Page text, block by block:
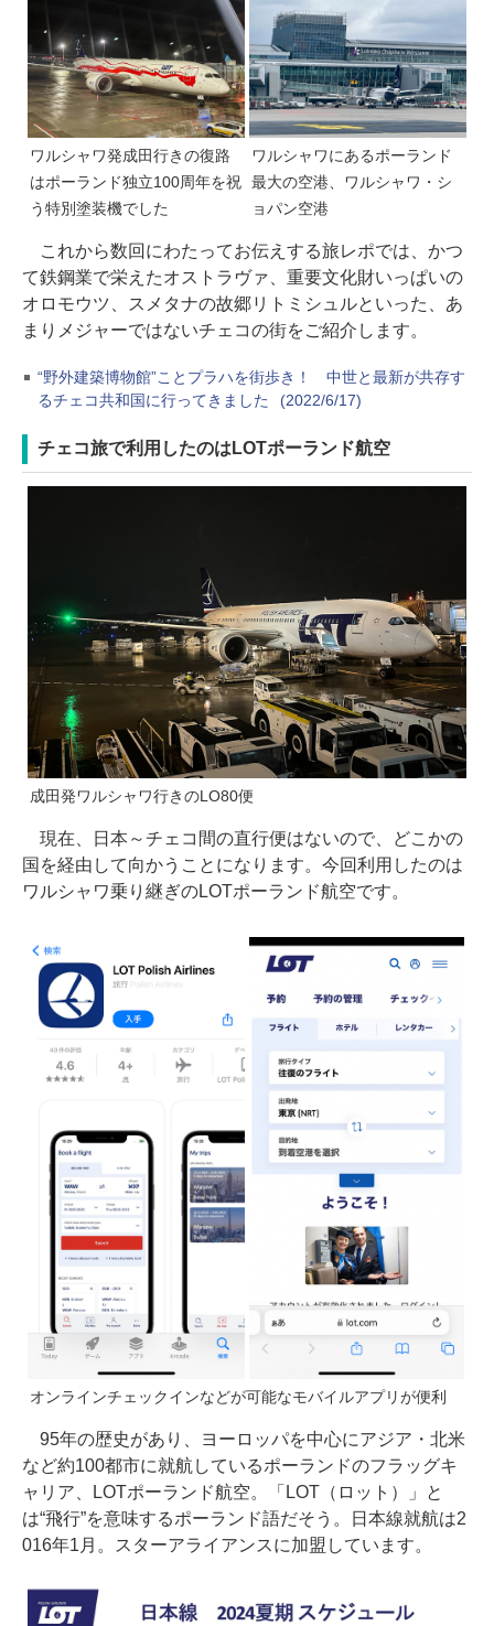
ワルシャワ発成田行きの復路
はポーランド独立100周年を祝
う特別塗装機でした
ワルシャワにあるポーランド
最大の空港、ワルシャワ・シ
ョパン空港
これから数回にわたってお伝えする旅レポでは、かつ
て鉄鋼業で栄えたオストラヴァ、重要文化財いっぱいの
オロモウツ、スメタナの故郷リトミシュルといった、あ
まりメジャーではないチェコの街をご紹介します。
“野外建築博物館”ことプラハを街歩き！ 中世と最新が共存す
るチェコ共和国に行ってきました
(2022/6/17)
チェコ旅で利用したのはLOTポーランド航空
成田発ワルシャワ行きのLO80便
現在、日本～チェコ間の直行便はないので、どこかの
国を経由して向かうことになります。今回利用したのは
ワルシャワ乗り継ぎのLOTポーランド航空です。
オンラインチェックインなどが可能なモバイルアプリが便利
95年の歴史があり、ヨーロッパを中心にアジア・北米
など約100都市に就航しているポーランドのフラッグキ
ャリア、LOTポーランド航空。「LOT（ロット）」と
は“飛行”を意味するポーランド語だそう。日本線就航は2
016年1月。スターアライアンスに加盟しています。